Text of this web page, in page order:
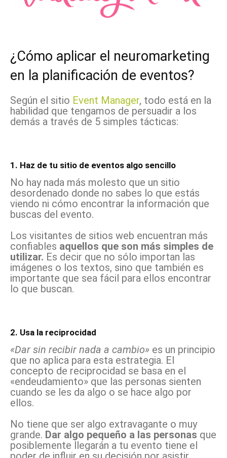
¿Cómo aplicar el neuromarketing
en la planificación de eventos?
Según el sitio Event Manager, todo está en la
habilidad que tengamos de persuadir a los
demás a través de 5 simples tácticas:
1. Haz de tu sitio de eventos algo sencillo
No hay nada más molesto que un sitio
desordenado donde no sabes lo que estás
viendo ni cómo encontrar la información que
buscas del evento.
Los visitantes de sitios web encuentran más
confiables aquellos que son más simples de
utilizar. Es decir que no sólo importan las
imágenes o los textos, sino que también es
importante que sea fácil para ellos encontrar
lo que buscan.
2. Usa la reciprocidad
«Dar sin recibir nada a cambio» es un principio
que no aplica para esta estrategia. El
concepto de reciprocidad se basa en el
«endeudamiento» que las personas sienten
cuando se les da algo o se hace algo por
ellos.
No tiene que ser algo extravagante o muy
grande. Dar algo pequeño a las personas que
posiblemente llegarán a tu evento tiene el